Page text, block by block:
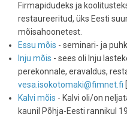
Firmapidudeks ja
restaureeritud, üks Eesti
mõisahoonetest.
Essu mõis - seminari- ja
Inju mõis - sees oli Inju
perekonnale, eravaldus,
vesa.isokotomaki@fimnet.fi [
Kalvi mõis - Kalvi oli/on
kaunil Põhja-Eesti rannikul